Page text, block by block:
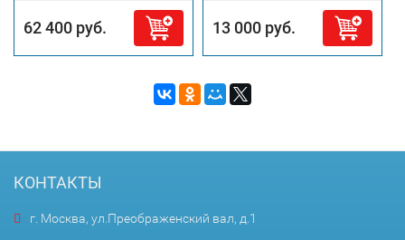
62 400 руб. 13 000 руб.
КОНТАКТЫ
г. Москва, ул.Преображенский вал, д.1